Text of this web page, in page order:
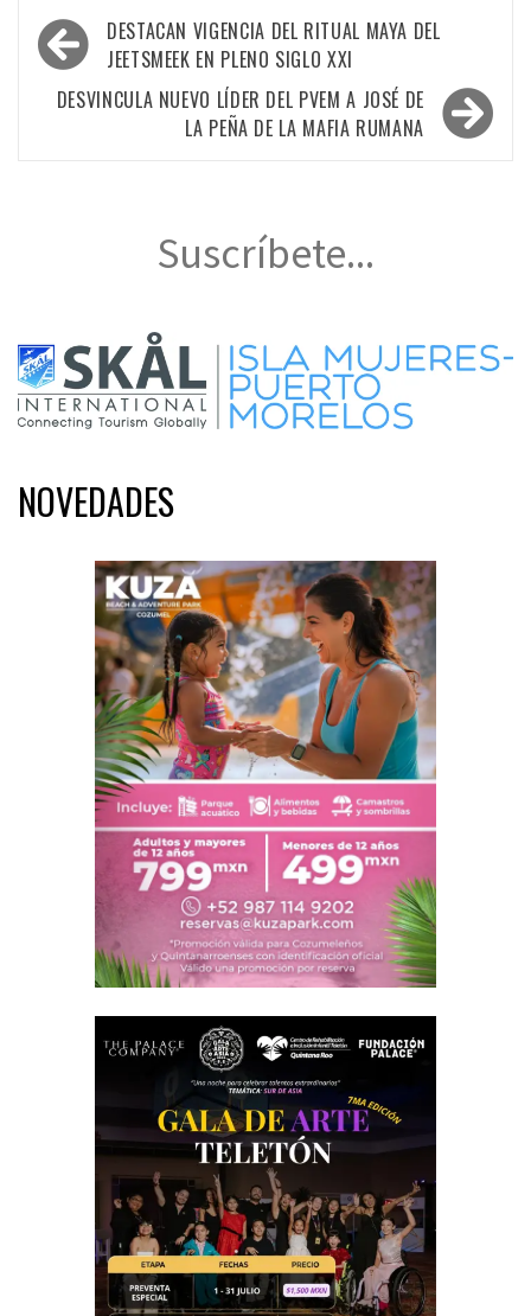
Navegación
de
entradas
DESTACAN VIGENCIA DEL RITUAL MAYA DEL
JEETSMEEK EN PLENO SIGLO XXI
DESVINCULA NUEVO LÍDER DEL PVEM A JOSÉ DE
LA PEÑA DE LA MAFIA RUMANA
Suscríbete...
NOVEDADES